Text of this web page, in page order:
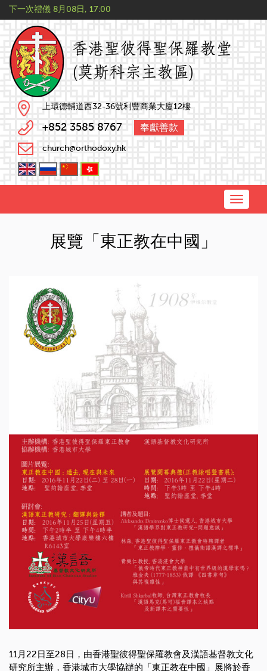
下一次禮儀 8月08日, 17:00
上環德輔道西32-36號利豐商業大廈12樓
+852 3585 8767 奉獻善款
church@orthodoxy.hk
Toggle
展覽「東正教在中國」
11月22日至28日，由香港聖彼得聖保羅教會及漢語基督教文化
研究所主辦，香港城市大學協辦的「東正教在中國」展將於香